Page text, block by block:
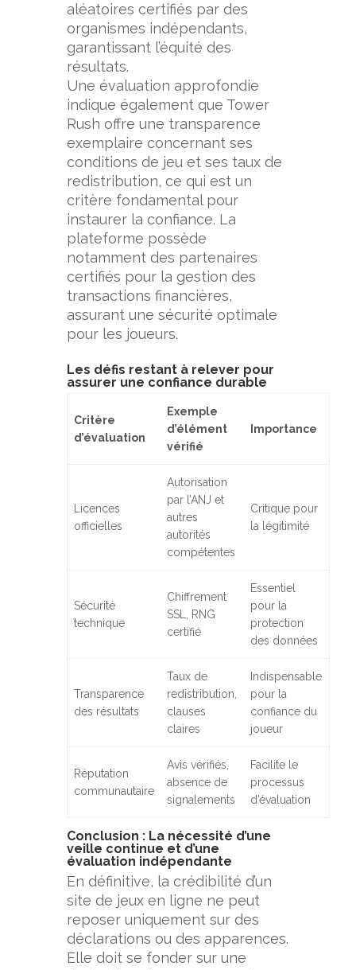
aléatoires certifiés par des
organismes indépendants,
garantissant l’équité des
résultats.
Une évaluation approfondie
indique également que Tower
Rush offre une transparence
exemplaire concernant ses
conditions de jeu et ses taux de
redistribution, ce qui est un
critère fondamental pour
instaurer la confiance. La
plateforme possède
notamment des partenaires
certifiés pour la gestion des
transactions financières,
assurant une sécurité optimale
pour les joueurs.
Les défis restant à relever pour
assurer une confiance durable
Critère
d’évaluation
Exemple
d’élément
vérifié
Importance
Licences
officielles
Autorisation
par l’ANJ et
autres
autorités
compétentes
Critique pour
la légitimité
Sécurité
technique
Chiffrement
SSL, RNG
certifié
Essentiel
pour la
protection
des données
Transparence
des résultats
Taux de
redistribution,
clauses
claires
Indispensable
pour la
confiance du
joueur
Réputation
communautaire
Avis vérifiés,
absence de
signalements
Facilite le
processus
d’évaluation
Conclusion : La nécessité d’une
veille continue et d’une
évaluation indépendante
En définitive, la crédibilité d’un
site de jeux en ligne ne peut
reposer uniquement sur des
déclarations ou des apparences.
Elle doit se fonder sur une